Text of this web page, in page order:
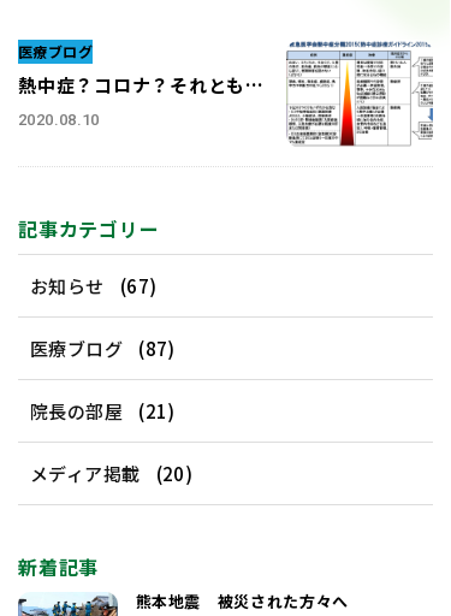
医療ブログ
熱中症？コロナ？それとも…
2020.08.10
記事カテゴリー
お知らせ (67)
医療ブログ (87)
院長の部屋 (21)
メディア掲載 (20)
新着記事
熊本地震 被災された方々へ